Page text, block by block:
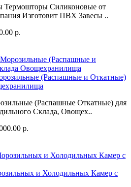
Термошторы Силиконовые от
Изготовит ПВХ Зaвeсы ..
р.
(Распашные и Откатные)
(Распашные Откатные) для
Склада, Овощех..
р.
и Холодильных Камер с